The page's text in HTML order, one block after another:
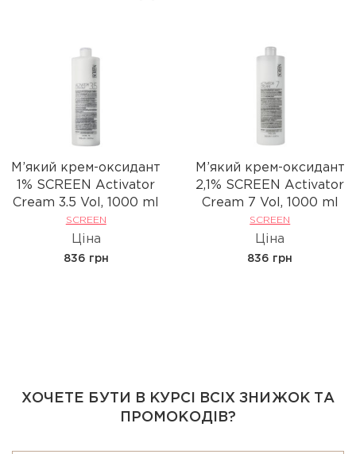
М’який крем-оксидант
1% SCREEN Activator
Cream 3.5 Vol, 1000 ml
SCREEN
Ціна
836 грн
М’який крем-оксидант
2,1% SCREEN Activator
Cream 7 Vol, 1000 ml
SCREEN
Ціна
836 грн
ХОЧЕТЕ БУТИ В КУРСІ ВСІХ ЗНИЖОК ТА
ПРОМОКОДІВ?